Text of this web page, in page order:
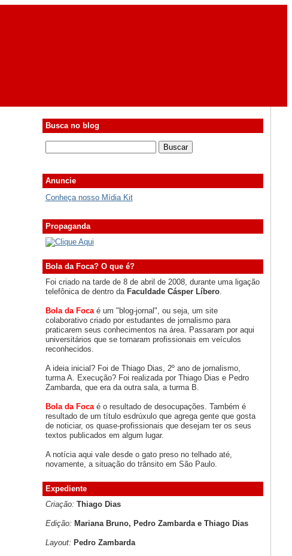
Busca no blog
Anuncie
Conheça nosso Mídia Kit
Propaganda
Bola da Foca? O que é?
Foi criado na tarde de 8 de abril de 2008, durante uma ligação
telefônica de dentro da Faculdade Cásper Líbero.
Bola da Foca é um "blog-jornal", ou seja, um site
colaborativo criado por estudantes de jornalismo para
praticarem seus conhecimentos na área. Passaram por aqui
universitários que se tornaram profissionais em veículos
reconhecidos.
A ideia inicial? Foi de Thiago Dias, 2º ano de jornalismo,
turma A. Execução? Foi realizada por Thiago Dias e Pedro
Zambarda, que era da outra sala, a turma B.
Bola da Focaé o resultado de desocupações. Também é
resultado de um título esdrúxulo que agrega gente que gosta
de noticiar, os quase-profissionais que desejam ter os seus
textos publicados em algum lugar.
A notícia aqui vale desde o gato preso no telhado até,
novamente, a situação do trânsito em São Paulo.
Expediente
Criação: Thiago Dias
Edição: Mariana Bruno, Pedro Zambarda e Thiago Dias
Layout: Pedro Zambarda